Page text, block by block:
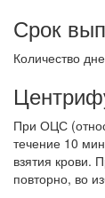
Срок
Количество
При ОЦС
течение 10
взятия крови.
повторно, во